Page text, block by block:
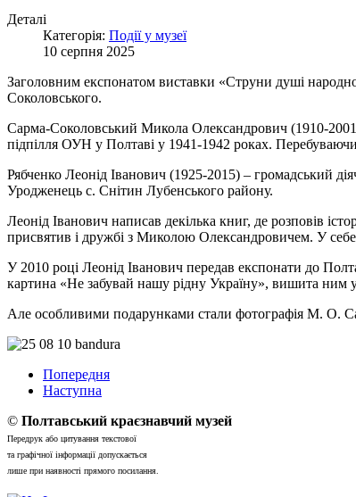
Деталі
Категорія: Події у музеї
10 серпня 2025
Заголовним експонатом виставки «Струни душі
Соколовського.
Сарма-Соколовський Микола Олександрович (1910-
підпілля ОУН у Полтаві у 1941-1942 роках.
Рябченко Леонід Іванович (1925-2015) – громадський
Уродженець с. Снітин Лубенського району.
Леонід Іванович написав декілька книг, де розповів
присвятив і дружбі з Миколою Олександровичем. У
У 2010 році Леонід Іванович передав експонати до
картина «Не забувай нашу рідну Україну», вишита ним
Але особливими подарунками стали фотографія М. О.
Попередня
Наступна
© Полтавський краєзнавчий музей
Передрук або цитування текстової
та графічної інформації допускається
лише при наявності прямого посилання.